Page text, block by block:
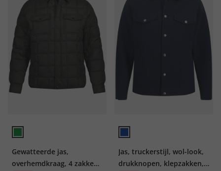
Gewatteerde jas,
overhemdkraag, 4 zakken,
Jas, truckerstijl, wol-look,
drukknopen, klepzakken,